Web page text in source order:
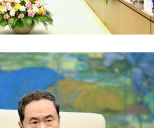
Nông nghiệp & Biển đảo
Tin Nông nghiệp & Biển